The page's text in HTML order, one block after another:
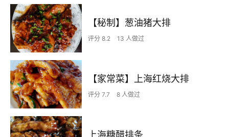
【秘制】葱油猪大排
评分 8.2 13 人做过
【家常菜】上海红烧大排
评分 7.7 8 人做过
上海糖醋排条